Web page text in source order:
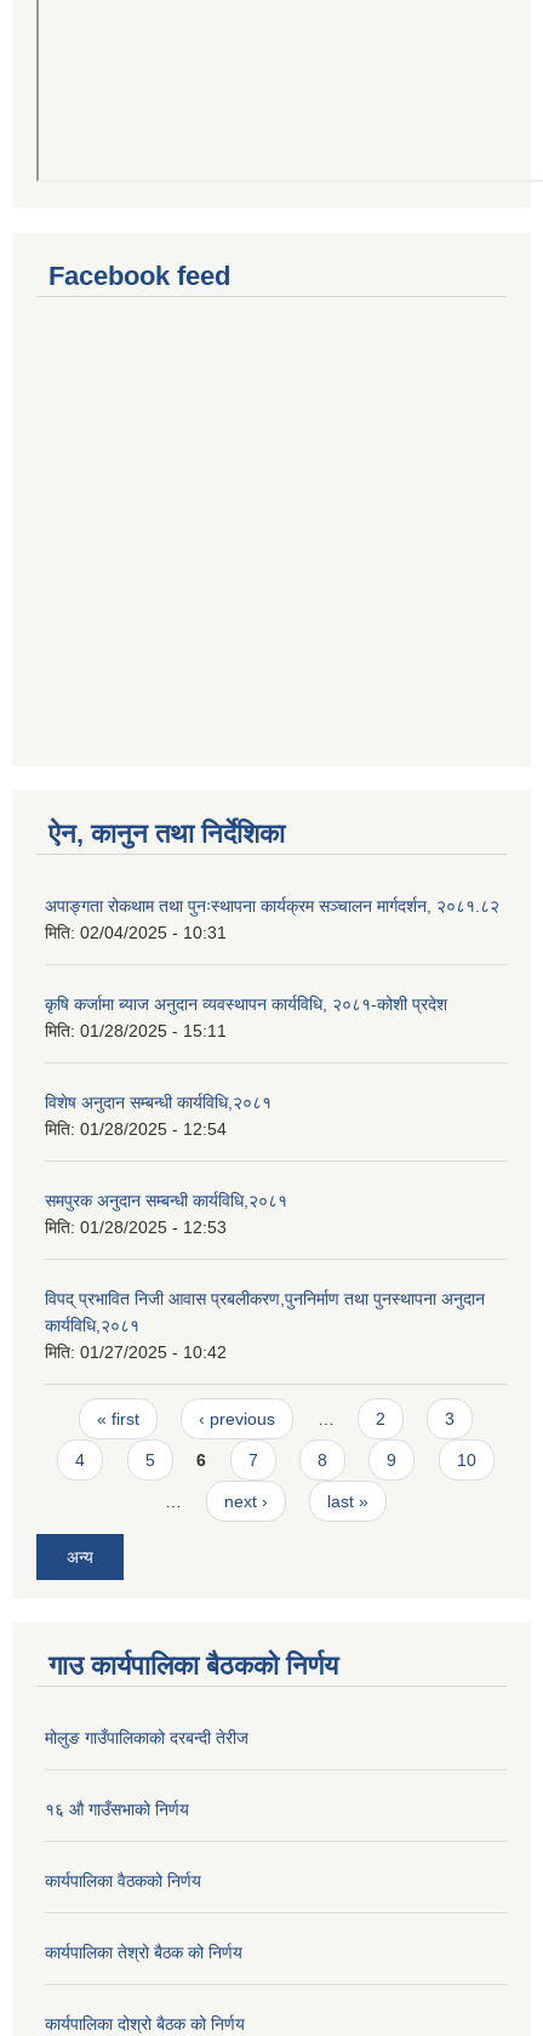
Facebook feed
ऐन, कानुन तथा निर्देशिका
अपाङ्गता रोकथाम तथा पुनःस्थापना कार्यक्रम सञ्चालन मार्गदर्शन, २०८१.८२
मिति: 02/04/2025 - 10:31
कृषि कर्जामा ब्याज अनुदान व्यवस्थापन कार्यविधि, २०८१-कोशी प्रदेश
मिति: 01/28/2025 - 15:11
विशेष अनुदान सम्बन्धी कार्यविधि,२०८१
मिति: 01/28/2025 - 12:54
समपुरक अनुदान सम्बन्धी कार्यविधि,२०८१
मिति: 01/28/2025 - 12:53
विपद् प्रभावित निजी आवास प्रबलीकरण,पुननिर्माण तथा पुनस्थापना अनुदान
कार्यविधि,२०८१
मिति: 01/27/2025 - 10:42
Pages
« first ‹ previous 2 3
4 5 6 7 8 9 10
next › last »
अन्य
गाउ कार्यपालिका बैठकको निर्णय
मोलुङ गाउँपालिकाको दरबन्दी तेरीज
१६ औ गाउँसभाको निर्णय
कार्यपालिका वैठकको निर्णय
कार्यपालिका तेश्रो बैठक को निर्णय
कार्यपालिका दोश्रो बैठक को निर्णय